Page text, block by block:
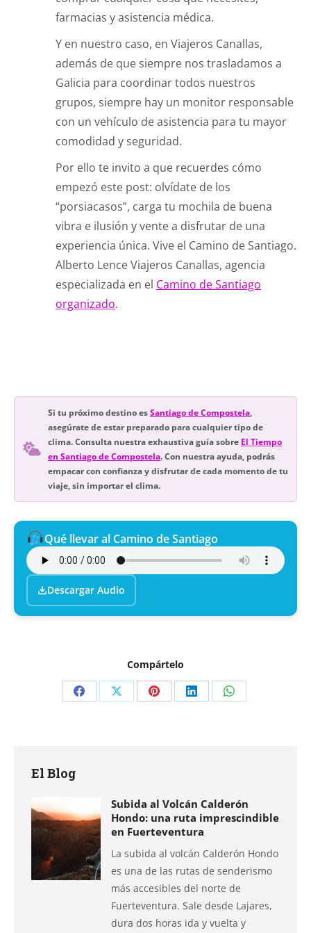
farmacias y asistencia médica.
Y en nuestro caso, en Viajeros Canallas,
además de que siempre nos trasladamos a
Galicia para coordinar todos nuestros
grupos, siempre hay un monitor responsable
con un vehículo de asistencia para tu mayor
comodidad y seguridad.
Por ello te invito a que recuerdes cómo
empezó este post: olvídate de los
“porsiacasos”, carga tu mochila de buena
vibra e ilusión y vente a disfrutar de una
experiencia única. Vive el Camino de Santiago.
Alberto Lence Viajeros Canallas, agencia
especializada en el Camino de Santiago
organizado.
Si tu próximo destino esSantiago de Compostela,
asegúrate de estar preparado para cualquier tipo de
clima. Consulta nuestra exhaustiva guía sobre El Tiempo
en Santiago de Compostela. Con nuestra ayuda, podrás
empacar con confianza y disfrutar de cada momento de tu
viaje, sin importar el clima.
Qué llevar al Camino de Santiago
Descargar Audio
Compártelo
CompartirCompartirCompartirCompartirCompartir
El Blog
Subida al Volcán Calderón
Hondo: una ruta imprescindible
en Fuerteventura
La subida al volcán Calderón Hondo
es una de las rutas de senderismo
más accesibles del norte de
Fuerteventura. Sale desde Lajares,
dura dos horas ida y vuelta y